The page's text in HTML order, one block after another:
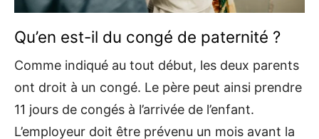
Qu’en est-il du congé de paternité ?
Comme indiqué au tout début, les deux parents
ont droit à un congé. Le père peut ainsi prendre
11 jours de congés à l’arrivée de l’enfant.
L’employeur doit être prévenu un mois avant la